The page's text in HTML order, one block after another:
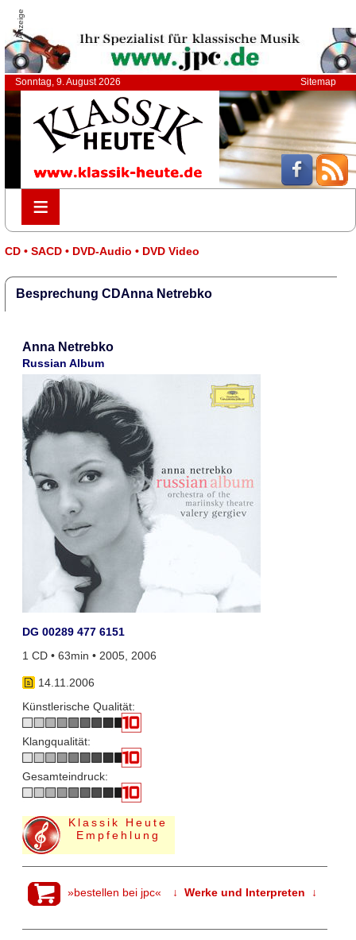
Anzeige
Sonntag, 9. August 2026 Sitemap
≡
≡
CD • SACD • DVD-Audio • DVD Video
Besprechung CDAnna Netrebko
Anna Netrebko
Russian Album
DG 00289 477 6151
1 CD • 63min • 2005, 2006
14.11.2006
Künstlerische Qualität:
Klangqualität:
Gesamteindruck:
Klassik Heute
Empfehlung
»bestellen bei jpc« ↓ Werke und Interpreten ↓